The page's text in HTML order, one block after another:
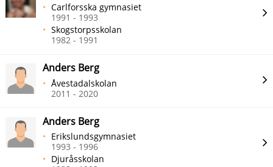
Carlforsska gymnasiet
1991 - 1993
Skogstorpsskolan
1982 - 1991
Anders Berg
Åvestadalskolan
2011 - 2020
Anders Berg
Erikslundsgymnasiet
1993 - 1996
Djuråsskolan